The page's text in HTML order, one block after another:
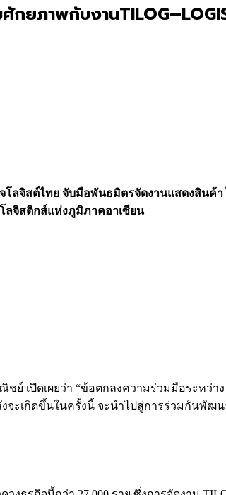
กยภาพกับงาน
ลจิสต์ไทย จับมือพันธมิตรจัดงานแสดงสินค้
ลจิสติกส์แห่งภูมิภาคอาเซียน
เปิดเผยว่า “ข้อตกลงความร่วมมือระหว่า
จะเกิดขึ้นในครั้งนี้ จะนำไปสู่การร่วมกันพั